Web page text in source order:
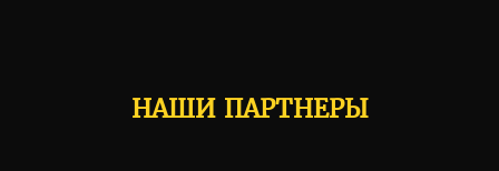
НАШИ ПАРТНЕРЫ